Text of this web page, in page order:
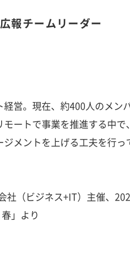
報チームリーダー
営。現在、約400人のメン
ートで事業を推進する中
メントを上げる工夫を行
（ビジネス+IT）主催、
」より